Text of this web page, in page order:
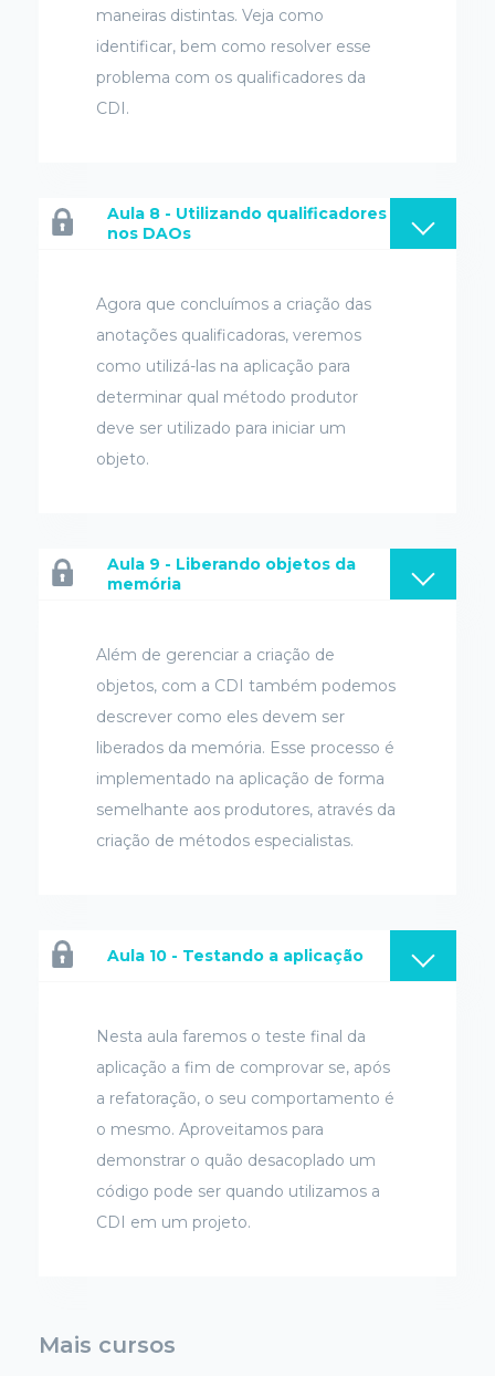
maneiras distintas. Veja como
identificar, bem como resolver esse
problema com os qualificadores da
CDI.
Aula 8 - Utilizando qualificadores
nos DAOs
Agora que concluímos a criação das
anotações qualificadoras, veremos
como utilizá-las na aplicação para
determinar qual método produtor
deve ser utilizado para iniciar um
objeto.
Aula 9 - Liberando objetos da
memória
Além de gerenciar a criação de
objetos, com a CDI também podemos
descrever como eles devem ser
liberados da memória. Esse processo é
implementado na aplicação de forma
semelhante aos produtores, através da
criação de métodos especialistas.
Aula 10 - Testando a aplicação
Nesta aula faremos o teste final da
aplicação a fim de comprovar se, após
a refatoração, o seu comportamento é
o mesmo. Aproveitamos para
demonstrar o quão desacoplado um
código pode ser quando utilizamos a
CDI em um projeto.
Mais cursos